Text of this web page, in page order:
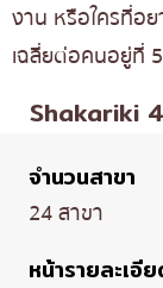
งาน หรือใครที่อ
เฉลี่ยต่อคนอยู่ที่
Shakariki
จำนวนสาขา
24 สาขา
หน้ารายละเอี